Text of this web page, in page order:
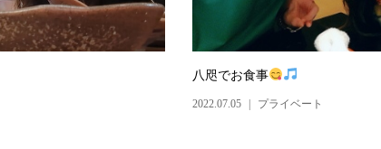
八咫でお食事
2022.07.05 プライベート